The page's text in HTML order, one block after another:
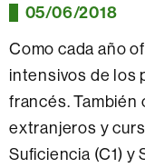
05/06/2018
Como cada año
intensivos de los
francés.
extranjeros y
Suficiencia (C1) y